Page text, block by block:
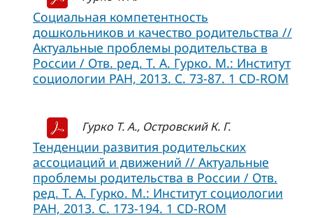
Социальная компетентность
дошкольников и качество родительства //
Актуальные проблемы родительства в
России / Отв. ред. Т. А. Гурко. М.: Институт
социологии РАН, 2013. С. 73-87. 1 CD-ROM
Гурко Т. А., Островский К. Г.
Тенденции развития родительских
ассоциаций и движений // Актуальные
проблемы родительства в России / Отв.
ред. Т. А. Гурко. М.: Институт социологии
РАН, 2013. С. 173-194. 1 CD-ROM